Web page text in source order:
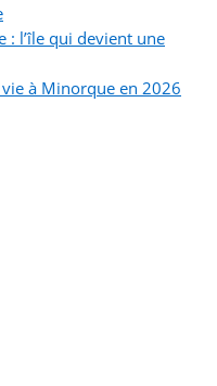
l’île qui devient une
à Minorque en 2026